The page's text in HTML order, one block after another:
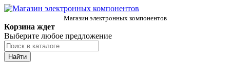
Магазин электронных компонентов
Корзина ждет
Выберите любое предложение
Найти